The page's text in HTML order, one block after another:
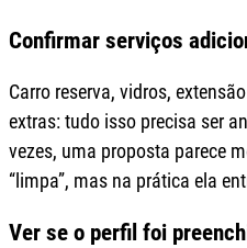
Confirmar serviços
Carro reserva, vidros,
extras: tudo isso precisa ser
vezes, uma proposta parece
“limpa”, mas na prática ela
Ver se o perfil foi